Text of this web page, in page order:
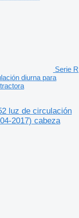
Serie R
diurna para
luz de circulación
2017) cabeza